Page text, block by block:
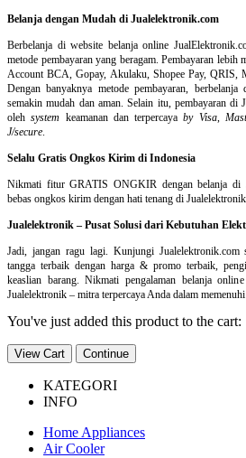
Belanja dengan Mudah di Jualelektronik.com
Berbelanja diwebsite belanja online
metode pembayaran yang beragam. Pembayaran
Account BCA, Gopay, Akulaku, Shopee Pay, QRIS,
Dengan banyaknya metode pembayaran, berbelanja
semakin mudah dan aman. Selain itu, pembayaran di
olehsystem keamanan dan terpercayaby Visa,
J/secure.
Selalu Gratis Ongkos Kirim di Indonesia
Nikmati fitur GRATIS ONGKIR dengan belanja di
bebas ongkos kirim dengan hati tenang di
Jualelektronik – Pusat Solusi dari Kebutuhan
Jadi, jangan ragu lagi. Kunjungi Jualelektronik.com
tangga terbaik dengan harga & promo terbaik,
keaslian barang. Nikmati pengalaman belanja
Jualelektronik – mitra terpercaya Anda dalam
You've just added this product to the cart:
View Cart Continue
KATEGORI
INFO
Home Appliances
Air Cooler